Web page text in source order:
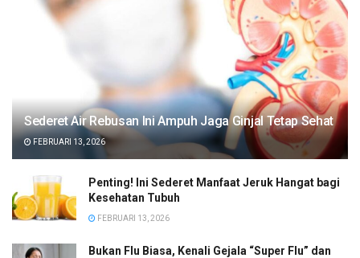
Sederet Air Rebusan Ini Ampuh Jaga Ginjal Tetap Sehat
FEBRUARI 13, 2026
Penting! Ini Sederet Manfaat Jeruk Hangat bagi
Kesehatan Tubuh
FEBRUARI 13, 2026
Bukan Flu Biasa, Kenali Gejala “Super Flu” dan